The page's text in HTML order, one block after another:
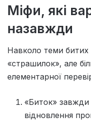
Міфи, які
назавжди
Навколо теми битих
«страшилок», але
елементарної
«Биток»
відновлення